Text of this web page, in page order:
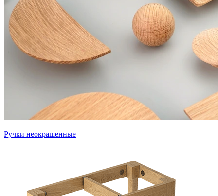
Ручки неокрашенные